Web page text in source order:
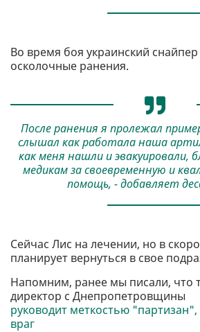
Во время боя украинский
осколочные ранения.
После ранения я пролежал
слышал как работала наша
как меня нашли и эвакуировали,
медикам за своевременную и
помощь, - добавляет
Сейчас Лис на лечении, но в
планирует вернуться в свое
Напомним, ранее мы писали, что
директор с Днепропетровщины
руководит меткостью
враг